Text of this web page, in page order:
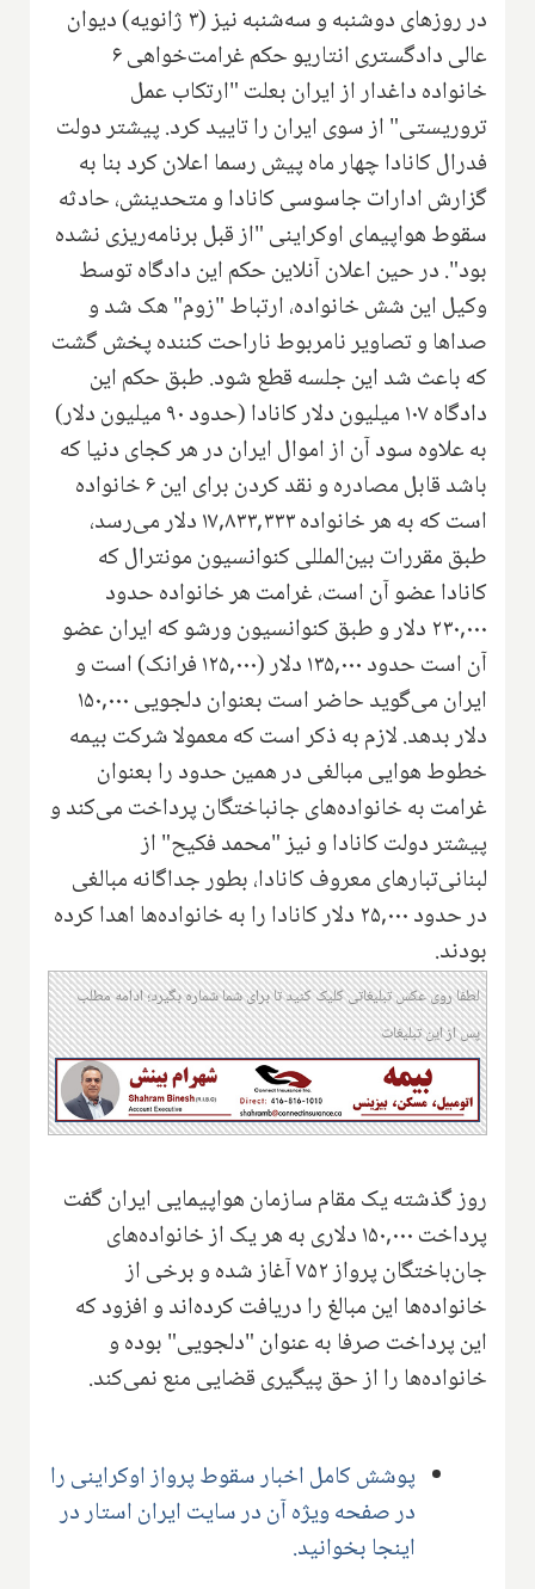
در روزهای دوشنبه و سه‌شنبه نیز (۳ ژانویه) دیوان
عالی دادگستری انتاریو حکم غرامت‌خواهی ۶
خانواده داغدار از ایران بعلت "ارتکاب عمل
تروریستی" از سوی ایران را تایید کرد. پیشتر دولت
فدرال کانادا چهار ماه پیش رسما اعلان کرد بنا به
گزارش ادارات جاسوسی کانادا و متحدینش، حادثه
سقوط هواپیمای اوکراینی "از قبل برنامه‌ریزی نشده
بود". در حین اعلان آنلاین حکم این دادگاه توسط
وکیل این شش خانواده، ارتباط "زوم" هک شد و
صداها و تصاویر نامربوط ناراحت کننده پخش گشت
که باعث شد این جلسه قطع شود. طبق حکم این
دادگاه ۱۰۷ میلیون دلار کانادا (حدود ۹۰ میلیون دلار)
به علاوه سود آن از اموال ایران در هر کجای دنیا که
باشد قابل مصادره و نقد کردن برای این ۶ خانواده
است که به هر خانواده ۱۷,۸۳۳,۳۳۳ دلار می‌رسد،
طبق مقررات بین‌المللی کنوانسیون مونترال که
کانادا عضو آن است، غرامت هر خانواده حدود
۲۳۰,۰۰۰ دلار و طبق کنوانسیون ورشو که ایران عضو
آن است حدود ۱۳۵,۰۰۰ دلار (۱۲۵,۰۰۰ فرانک) است و
ایران می‌گوید حاضر است بعنوان دلجویی ۱۵۰,۰۰۰
دلار بدهد. لازم به ذکر است که معمولا شرکت بیمه
خطوط هوایی مبالغی در همین حدود را بعنوان
غرامت به خانواده‌های جانباختگان پرداخت می‌کند و
پیشتر دولت کانادا و نیز "محمد فکیح" از
لبنانی‌تبارهای معروف کانادا، بطور جداگانه مبالغی
در حدود ۲۵,۰۰۰ دلار کانادا را به خانواده‌ها اهدا کرده
بودند.
لطفا روی عکس تبلیغاتی کلیک کنید تا برای شما شماره بگیرد؛ ادامه مطلب
پس از این تبلیغات
روز گذشته یک مقام سازمان هواپیمایی ایران گفت
پرداخت ۱۵۰,۰۰۰ دلاری به هر یک از خانواده‌های
جان‌باختگان پرواز ۷۵۲ آغاز شده و برخی از
خانواده‌ها این مبالغ را دریافت کرده‌اند و افزود که
این پرداخت صرفا به عنوان "دلجویی" بوده و
خانواده‌ها را از حق پیگیری قضایی منع نمی‌کند.
پوشش کامل اخبار سقوط پرواز اوکراینی را
در صفحه ویژه آن در سایت ایران استار در
اینجا بخوانید.